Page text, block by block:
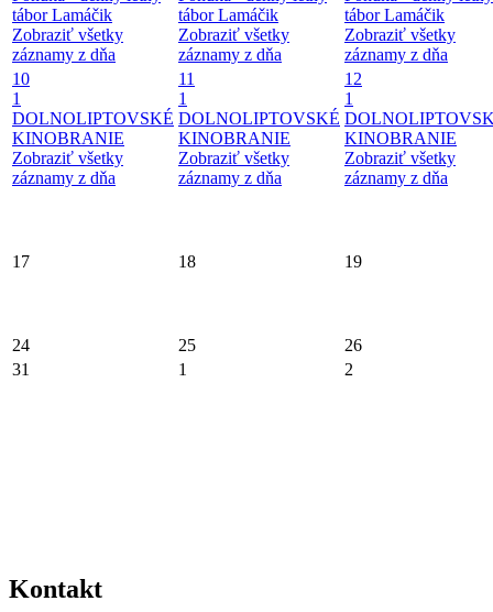
tábor Lamáčik
Zobraziť všetky
záznamy z dňa
tábor Lamáčik
Zobraziť všetky
záznamy z dňa
tábor Lamáčik
Zobraziť všetky
záznamy z dňa
10
1
DOLNOLIPTOVSKÉ
KINOBRANIE
Zobraziť všetky
záznamy z dňa
11
1
DOLNOLIPTOVSKÉ
KINOBRANIE
Zobraziť všetky
záznamy z dňa
12
1
KINOBRANIE
Zobraziť všetky
záznamy z dňa
17 18 19
24 25
26
31
1 2
Kontakt